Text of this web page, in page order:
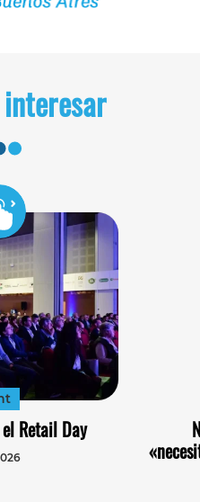
Retail Day